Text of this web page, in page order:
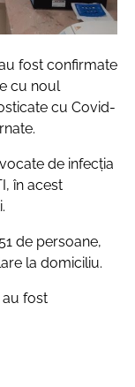
fost confirmate
cu noul
cu Covid-
de infecția
în acest
de persoane,
la domiciliu.
au fost